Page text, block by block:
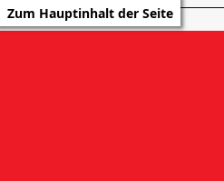
Zum Hauptinhalt der Seite